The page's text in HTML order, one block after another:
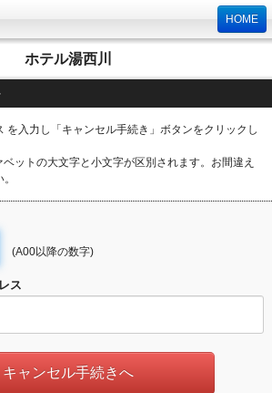
HOME
ホテル湯西川
を入力し「キャンセル手続き」ボタンをクリックし
ットの大文字と小文字が区別されます。お間違え
(A00以降の数字)
ス